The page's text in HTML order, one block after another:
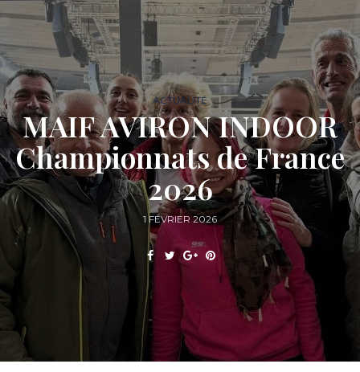
ACTUALITÉ
MAIF AVIRON INDOOR
Championnats de France
2026
1 FÉVRIER 2026